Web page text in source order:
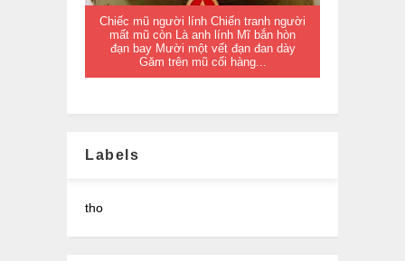
Chiếc mũ người lính Chiến tranh người
mất mũ còn Là anh lính Mĩ bắn hòn
đạn bay Mười một vết đạn đan dày
Găm trên mũ cối hàng...
Labels
tho